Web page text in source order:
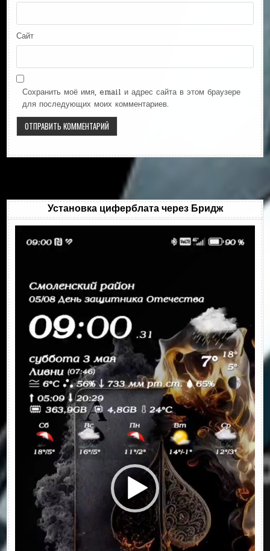
Сайт
Сохранить моё имя, email и адрес сайта в этом браузере
для последующих моих комментариев.
Установка циферблата через Бридж